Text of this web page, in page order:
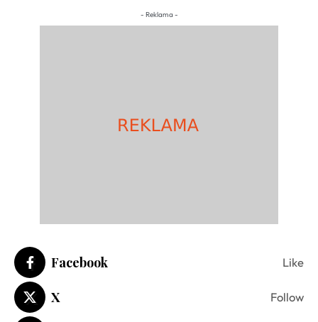
- Reklama -
Facebook Like
X Follow